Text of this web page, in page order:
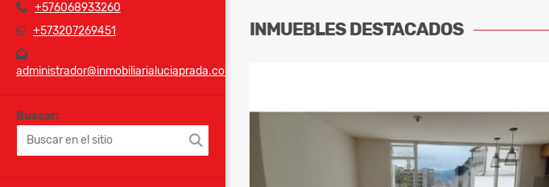
+576068933260
+573207269451
administrador@inmobiliarialuciaprada.com
Buscar:
INMUEBLESDESTACADOS